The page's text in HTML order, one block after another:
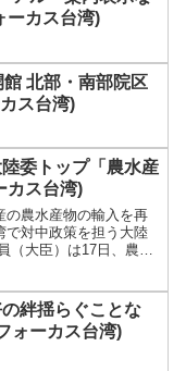
ーカス台湾)
北部・南部院区
ス台湾)
委トップ「農水産
カス台湾)
の農水産物の輸入を再
で対中政策を担う大陸
（大臣）は17日、農水
絆揺らぐことな
ォーカス台湾)